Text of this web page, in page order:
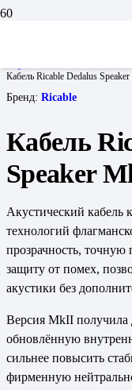
Кабель Ricable Dedalus
Бренд: Ricable
Кабель
Speaker
Акустический кабель
технологий
прозрачность,
защиту от помех,
акустики без
Версия MkII получила
обновлённую
сильнее повысить
фирменную